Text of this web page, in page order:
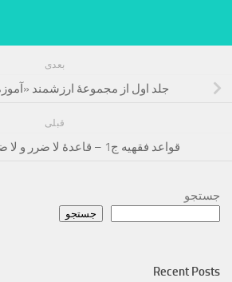
بعدی
جلد اول از مجموعۀ ارزشمند
قبلی
قواعد فقهیه ج1 – قاعدۀ لا ضرر و لا ضرار (بخش اول)
جستجو
جستجو
Recent Posts